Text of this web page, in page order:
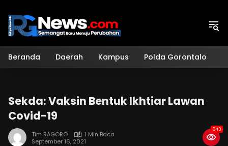
konten
Beranda Daerah Kampus Polda Gorontalo
Sekda: Vaksin Bentuk Ikhtiar Lawan
Covid-19
Tim RAGORO
1 Min Baca
September 16, 2021
643